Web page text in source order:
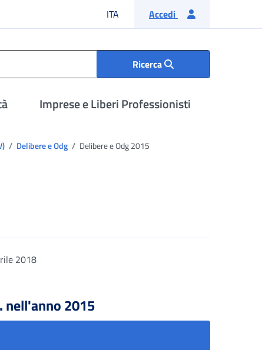
ITA Lingua italiana
Accedi
Ricerca
Imprese e Liberi Professionisti
Delibere e Odg Delibere e Odg 2015
2018
nell'anno 2015